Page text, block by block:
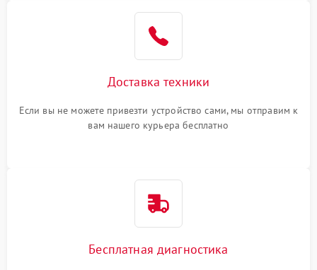
Доставка техники
Если вы не можете привезти устройство сами, мы отправим к
вам нашего курьера бесплатно
Бесплатная диагностика